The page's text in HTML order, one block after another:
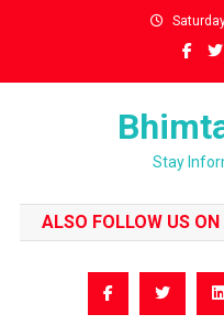
Stay
ALSO FOLLOW US ON